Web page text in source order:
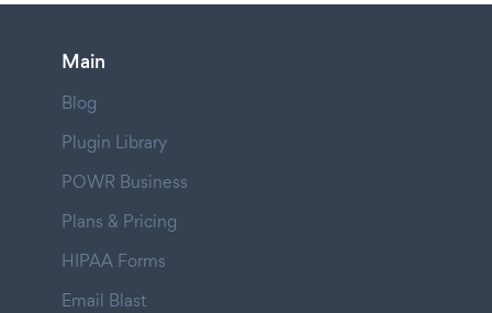
Main
Blog
Plugin Library
POWR Business
Plans & Pricing
HIPAA Forms
Email Blast